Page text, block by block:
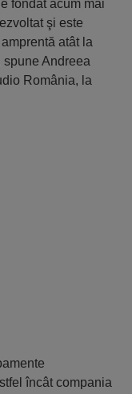
fondat acum mai
şi este
atât la
Andreea
România, la
încât compania